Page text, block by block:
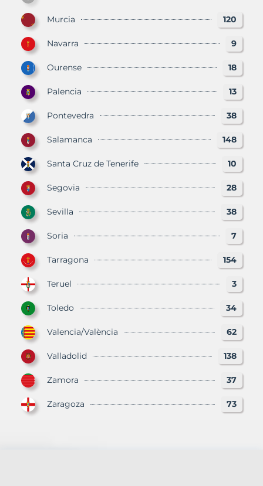
Murcia 120
Navarra 9
Ourense 18
Palencia 13
Pontevedra 38
Salamanca 148
Santa Cruz de Tenerife 10
Segovia 28
Sevilla 38
Soria 7
Tarragona 154
Teruel 3
Toledo 34
Valencia/València 62
Valladolid 138
Zamora 37
Zaragoza 73